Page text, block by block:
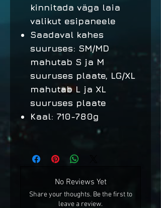
kinnitada väga laia
valikut esipaneele
Saadaval kahes
suuruses: SM/MD
mahutab S ja M
suuruses plaate, LG/XL
mahutab L ja XL
suuruses plaate
Kaal: 710-780g
No Reviews Yet
Share your thoughts. Be the first to
leave a review.